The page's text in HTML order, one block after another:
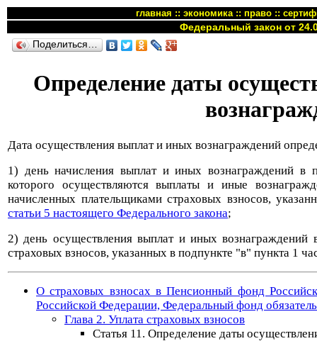
главная :: экономика:: право ::
Федеральный закон от
Поделиться…
Определение даты
Дата осуществления выплат и иных вознаграждений
1) день начисления выплат и иных вознаграждений в
которого осуществляются выплаты и иные
начисленных плательщиками страховых взносов,
статьи 5 настоящего Федерального закона;
2) день осуществления выплат и иных вознаграждений
страховых взносов, указанных в подпункте "в" пункта 1
О страховых взносах в Пенсионный фонд
Российской Федерации, Федеральный фонд
Глава 2. Уплата страховых взносов
Статья 11. Определение даты